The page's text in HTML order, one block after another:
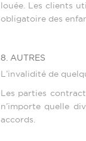
louée. Les clients
obligatoire des
8. AUTRES
L’invalidité de
Les parties
n’importe quelle
accords.